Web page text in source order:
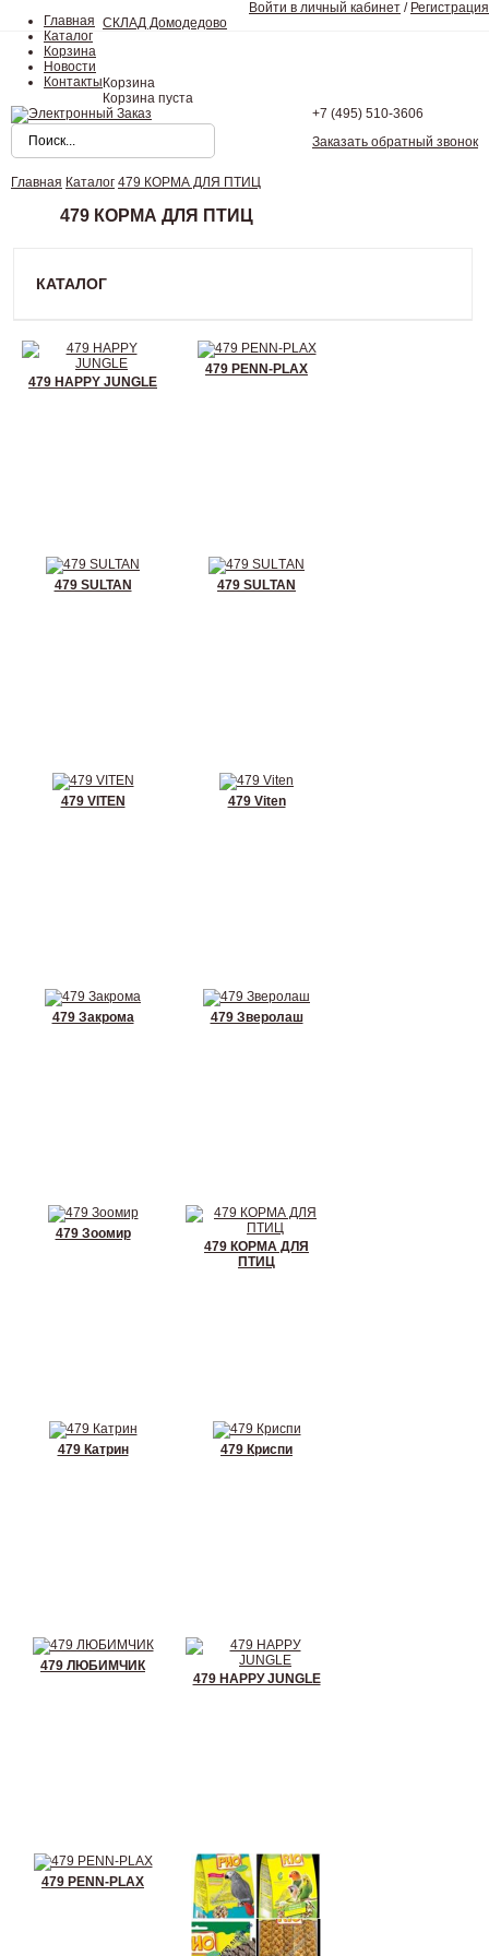
Главная
Каталог
Корзина
Новости
Контакты
Войти в личный кабинет / Регистрация
СКЛАД Домодедово
Корзина
Корзина пуста
+7 (495) 510-3606
Заказать обратный звонок
Главная Каталог 479 КОРМА ДЛЯ ПТИЦ
479 КОРМА ДЛЯ ПТИЦ
КАТАЛОГ
479 HAPPY JUNGLE
479 PENN-PLAX
479 SULTAN 479 SULТАN
479 VIТЕN 479 Viten
479 Закрома 479 Зверолаш
479 Зоомир
479 КОРМА ДЛЯ
ПТИЦ
479 Катрин 479 Криспи
479 ЛЮБИМЧИК
479 НАРРУ JUNGLЕ
479 РЕNN-РLАХ